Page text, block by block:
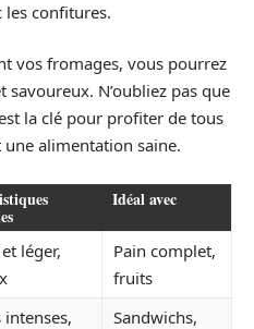
les confitures.
vos fromages, vous pourrez
N’oubliez pas que
la clé pour profiter de tous
alimentation saine.
Idéal avec
léger,
Pain complet,
fruits
intenses,
Sandwichs,